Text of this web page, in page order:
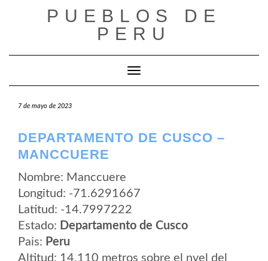
PUEBLOS DE
PERU
Cambiar modo de navegación
7 de mayo de 2023
DEPARTAMENTO DE CUSCO –
MANCCUERE
Nombre: Manccuere
Longitud: -71.6291667
Latitud: -14.7997222
Estado: Departamento de Cusco
Pais: Peru
Altitud: 14.110 metros sobre el nvel del